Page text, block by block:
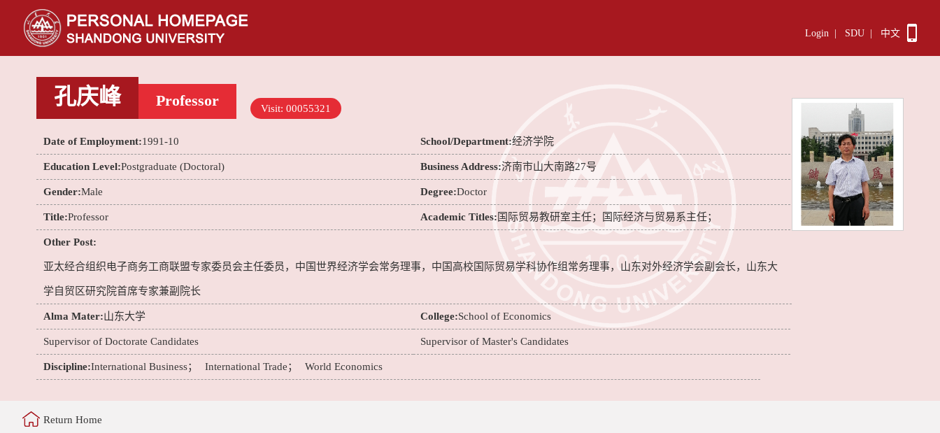
Login SDU 中文
孔庆峰 Professor Visit: 00055321
Date of Employment:1991-10 School/Department:经济学院
Education Level:Postgraduate (Doctoral) Business Address:济南市山大南路27号
Gender:Male Degree:Doctor
Title:Professor Academic Titles: 国际贸易教研室主任；国际经济与贸易系主任；
Other Post:
亚太经合组织电子商务工商联盟专家委员会主任委员，中国世界经济学会常务理事，中国高校国际贸易学科协作组常务理事，山东对外经济学会副会长，山东大
学自贸区研究院首席专家兼副院长
Alma Mater:山东大学 College:School of Economics
Supervisor of Doctorate Candidates Supervisor of Master's Candidates
Discipline:International Business； International Trade； World Economics
Return Home